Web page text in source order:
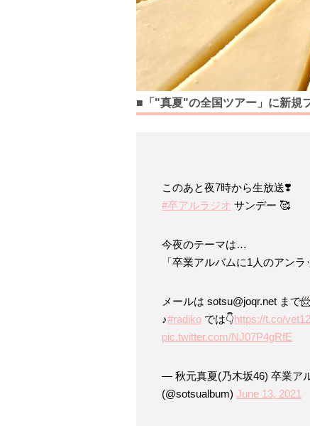
■「"真夏"の全国ツアー」に新規
このあと夜7時から生放送❣️
#卒アルラジオ サンデー 🥰
今夜のテーマは…
「卒業アルバムに1人のアン
メールは sotsu@joqr.net まで
♪#radiko では👇https://t.co/
pic.twitter.com/NJ07P4gRfE
— 秋元真夏(乃木坂46) 卒業ア
(@sotsualbum) June 13, 2021